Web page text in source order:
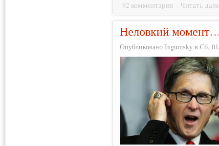
92 комментария Читать
Неловкий
Опубликовано Ingumsky в Сб,